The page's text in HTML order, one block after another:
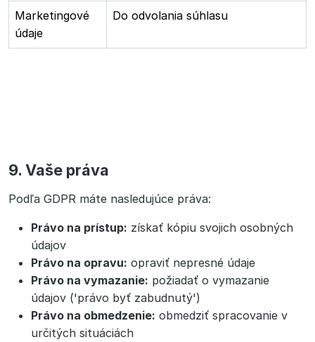
Marketingové
údaje
Do odvolania súhlasu
9. Vaše práva
Podľa GDPR máte nasledujúce práva:
Právo na prístup: získať kópiu svojich osobných
údajov
Právo na opravu: opraviť nepresné údaje
Právo na vymazanie: požiadať o vymazanie
údajov ('právo byť zabudnutý')
Právo na obmedzenie: obmedziť spracovanie v
určitých situáciách